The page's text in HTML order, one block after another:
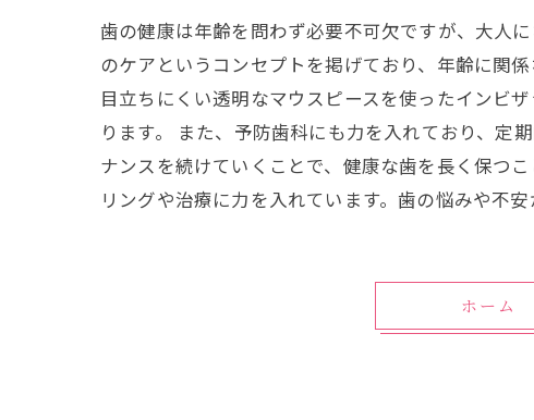
歯の健康は年齢を問わず必要不可欠ですが、大人
のケアというコンセプトを掲げており、年齢に関
目立ちにくい透明なマウスピースを使ったインビ
ります。 また、予防歯科にも力を入れており、定
ナンスを続けていくことで、健康な歯を長く保つ
リングや治療に力を入れています。歯の悩みや不
ホーム